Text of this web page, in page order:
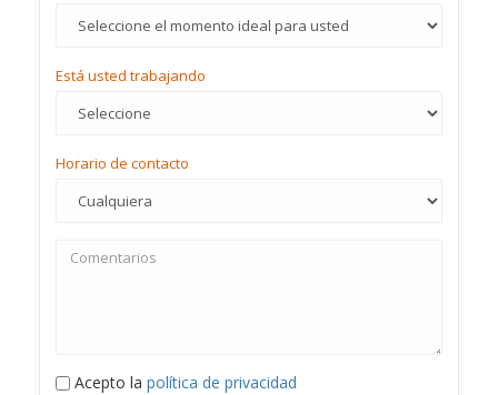
Está usted trabajando
Horario de contacto
Acepto la política de privacidad